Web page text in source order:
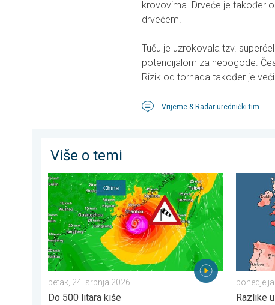
krovovima. Drveće je također
drvećem.
Tuču je uzrokovala tzv.
potencijalom za nepogode.
Rizik od tornada također je
Vrijeme & Radar urednički tim
Više o temi
Upozorenje na tajfun za Kinu. Do 500 litara kiše. . .
petak, 24. srpnja 2026.
Do 500 litara kiše
Oštri
Razlike